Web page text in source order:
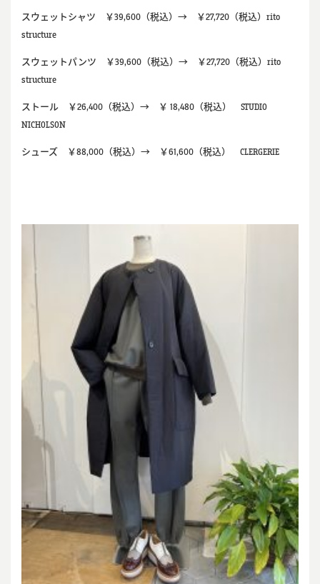
スウェットシャツ ￥39,600（税込）→ ￥27,720（税込）rito
structure
スウェットパンツ ￥39,600（税込）→ ￥27,720（税込）rito
structure
ストール ￥26,400（税込）→ ￥ 18,480（税込） STUDIO
NICHOLSON
シューズ ￥88,000（税込）→ ￥61,600（税込） CLERGERIE